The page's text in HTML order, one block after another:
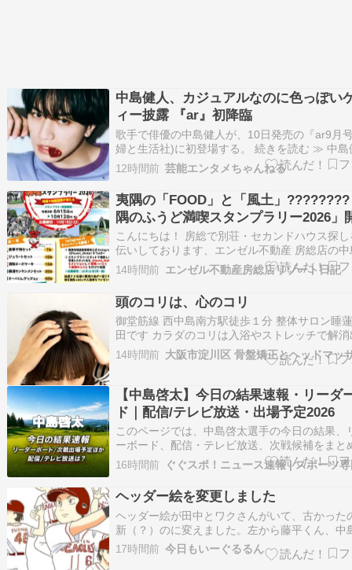
中島健人、カジュアルなのに色っぽい
ィー披露 『ar』初降臨
歌手で俳優の中島健人が、10日発売の『ar9月
婦と生活社)に初登場する。 続きを読む ≫ 中島
STARTO 雑誌 芸能
12時間前 芸能エンタメちゃんねる
夷隅の「FOOD」と「風土」
隅のふうど満喫スタンプラリー2026」
中！
こんにちは！ 房総で別荘・セカンドハウス探
伝いしております、エンゼル不動産 房総店の中
す。 皆さんは、お出かけ先を決めるときに「
こへ行こう？」と迷うことはありませんか？
におすすめしたいのが、現在開催中の「夷隅の
満喫スタンプラリー2026」です…
14時間前 エンゼル不動産房総店リゾート日記
頭のコリは、心のコリ
御堂筋線 西中島南方駅徒歩１分 整体サロン睡
田です カラダのコリは入浴やストレッチで解
けど頭のコリは・・・ 入浴してもストレッチ
自然とゆるむ事は無いんです。 手を使うか道
の筋肉が硬くなるのは、 ・…
14時間前
【中島啓太】今日の結果速報・リーダ
ド｜配信/テレビ放送・出場予定2026
このページでは、中島啓太選手の今日の結果、
ーボード、配信・テレビ放送、次戦候補をまと
認できます。大会中は速報スコア、試合のない
近大会の最終結果と次戦情報を中心に更新しま
PGA TOUR 中島啓太 出場なし Wyndham
Championship 開催…
16時間前
ヘッダー絵を変更しました
ヘッダー絵が田中とワクさんがいて、古かった
新（？）のに変えました。左から藤平くん、中
ん、村林くん、宗山くん、黒川くんの５人です
わらず似てないのはご愛敬。 前々回まで使っ
17時間前 今日もいーぐるるん